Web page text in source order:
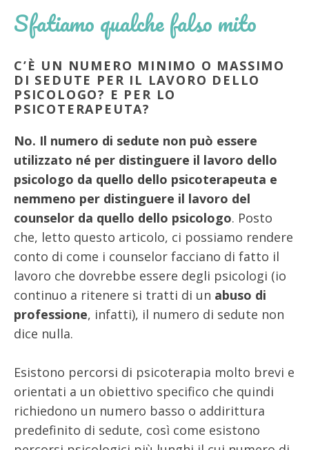
Sfatiamo qualche falso mito
C’È UN NUMERO MINIMO O MASSIMO
DI SEDUTE PER IL LAVORO DELLO
PSICOLOGO? E PER LO
PSICOTERAPEUTA?
No. Il numero di sedute non può essere
utilizzato né per distinguere il lavoro dello
psicologo da quello dello psicoterapeuta e
nemmeno per distinguere il lavoro del
counselor da quello dello psicologo. Posto
che, letto questo articolo, ci possiamo rendere
conto di come i counselor facciano di fatto il
lavoro che dovrebbe essere degli psicologi (io
continuo a ritenere si tratti di un abuso di
professione, infatti), il numero di sedute non
dice nulla.
Esistono percorsi di psicoterapia molto brevi e
orientati a un obiettivo specifico che quindi
richiedono un numero basso o addirittura
predefinito di sedute, così come esistono